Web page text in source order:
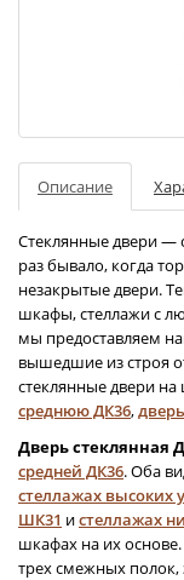
Описание
Стеклянные двери —
раз бывало, когда
незакрытые двери.
шкафы, стеллажи с
мы предоставляем
вышедшие из строя
стеклянные двери
среднюю ДК36,
Дверь стеклянная
средней ДК36. Оба
стеллажах высоких
ШК31 истеллажах
шкафах на их
трех смежных